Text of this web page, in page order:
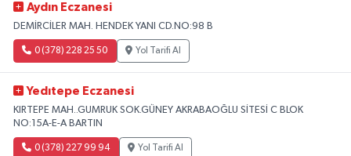
Aydın Eczanesi
DEMİRCİLER MAH. HENDEK YANI CD.NO:98 B
0 (378) 228 25 50 Yol Tarifi Al
Yedıtepe Eczanesi
KIRTEPE MAH..GUMRUK SOK.GÜNEY AKRABAOĞLU SİTESİ C BLOK
NO:15A-E-A BARTIN
0 (378) 227 99 94 Yol Tarifi Al